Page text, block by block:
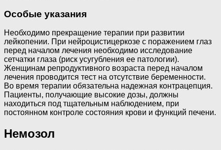
Особые указания
Необходимо прекращение терапии при развитии
лейкопении. При нейроцистицеркозе с поражением глаз
перед началом лечения необходимо исследование
сетчатки глаза (риск усугубления ее патологии).
Женщинам репродуктивного возраста перед началом
лечения проводится тест на отсутствие беременности.
Во время терапии обязательна надежная контрацепция.
Пациенты, получающие высокие дозы, должны
находиться под тщательным наблюдением, при
постоянном контроле состояния крови и функций печени.
Немозол